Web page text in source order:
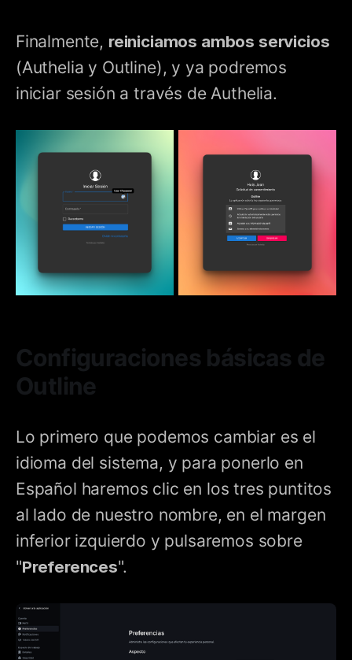
Finalmente, reiniciamos ambos servicios
(Authelia y Outline), y ya podremos
iniciar sesión a través de Authelia.
Configuraciones básicas de
Outline
Lo primero que podemos cambiar es el
idioma del sistema, y para ponerlo en
Español haremos clic en los tres puntitos
al lado de nuestro nombre, en el margen
inferior izquierdo y pulsaremos sobre
"Preferences".